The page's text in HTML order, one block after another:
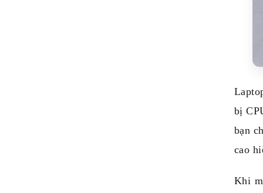
bị
bạn
cao
Khi